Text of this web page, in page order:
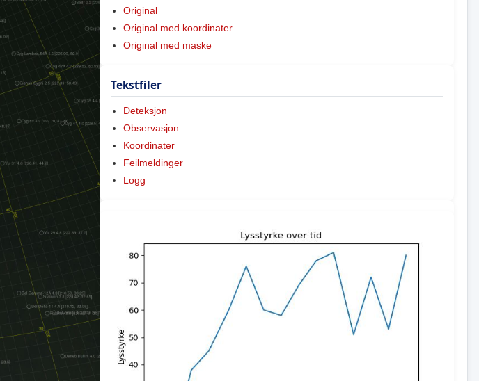
Original
Original med koordinater
Original med maske
Tekstfiler
Deteksjon
Observasjon
Koordinater
Feilmeldinger
Logg